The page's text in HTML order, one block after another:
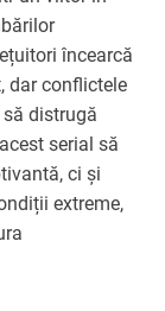
încearcă
dar conflictele
distrugă
serial să
ci și
extreme,